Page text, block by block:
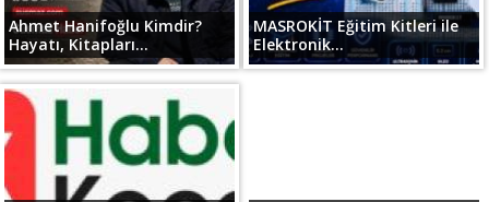
Ahmet Hanifoğlu Kimdir?
Hayatı, Kitapları...
MASROKİT Eğitim Kitleri ile
Elektronik...